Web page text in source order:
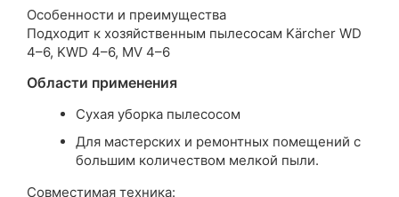
Особенности и преимущества
Подходит к хозяйственным пылесосам Kärcher WD
4–6, KWD 4–6, MV 4–6
Области применения
Сухая уборка пылесосом
Для мастерских и ремонтных помещений с
большим количеством мелкой пыли.
Совместимая техника: